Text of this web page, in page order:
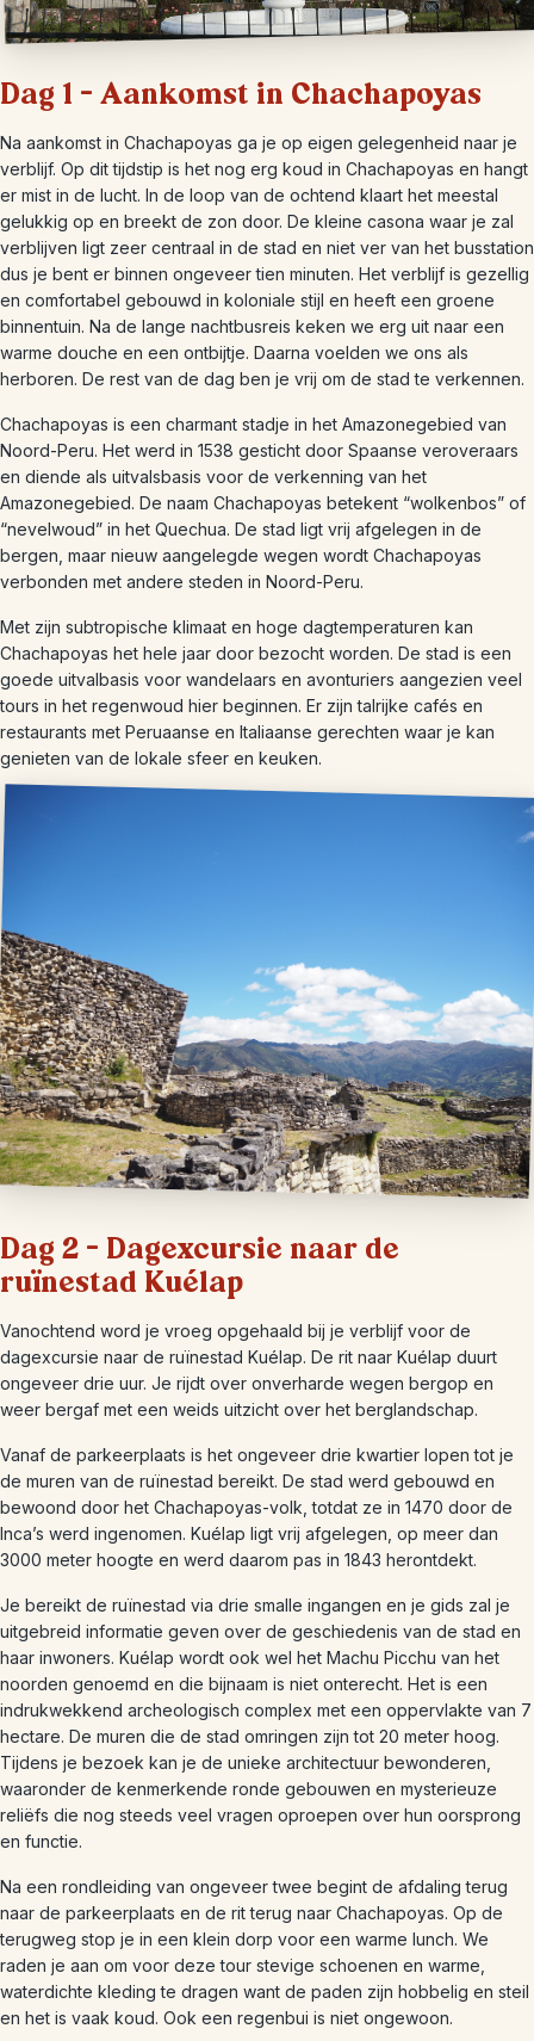
Dag 1 – Aankomst in Chachapoyas
Na aankomst in Chachapoyas ga je op eigen gelegenheid naar je
verblijf. Op dit tijdstip is het nog erg koud in Chachapoyas en hangt
er mist in de lucht. In de loop van de ochtend klaart het meestal
gelukkig op en breekt de zon door. De kleine casona waar je zal
verblijven ligt zeer centraal in de stad en niet ver van het busstation
dus je bent er binnen ongeveer tien minuten. Het verblijf is gezellig
en comfortabel gebouwd in koloniale stijl en heeft een groene
binnentuin. Na de lange nachtbusreis keken we erg uit naar een
warme douche en een ontbijtje. Daarna voelden we ons als
herboren. De rest van de dag ben je vrij om de stad te verkennen.
Chachapoyas is een charmant stadje in het Amazonegebied van
Noord-Peru. Het werd in 1538 gesticht door Spaanse veroveraars
en diende als uitvalsbasis voor de verkenning van het
Amazonegebied. De naam Chachapoyas betekent “wolkenbos” of
“nevelwoud” in het Quechua. De stad ligt vrij afgelegen in de
bergen, maar nieuw aangelegde wegen wordt Chachapoyas
verbonden met andere steden in Noord-Peru.
Met zijn subtropische klimaat en hoge dagtemperaturen kan
Chachapoyas het hele jaar door bezocht worden. De stad is een
goede uitvalbasis voor wandelaars en avonturiers aangezien veel
tours in het regenwoud hier beginnen. Er zijn talrijke cafés en
restaurants met Peruaanse en Italiaanse gerechten waar je kan
genieten van de lokale sfeer en keuken.
Dag 2 – Dagexcursie naar de
ruïnestad Kuélap
Vanochtend word je vroeg opgehaald bij je verblijf voor de
dagexcursie naar de ruïnestad Kuélap. De rit naar Kuélap duurt
ongeveer drie uur. Je rijdt over onverharde wegen bergop en
weer bergaf met een weids uitzicht over het berglandschap.
Vanaf de parkeerplaats is het ongeveer drie kwartier lopen tot je
de muren van de ruïnestad bereikt. De stad werd gebouwd en
bewoond door het Chachapoyas-volk, totdat ze in 1470 door de
Inca’s werd ingenomen. Kuélap ligt vrij afgelegen, op meer dan
3000 meter hoogte en werd daarom pas in 1843 herontdekt.
Je bereikt de ruïnestad via drie smalle ingangen en je gids zal je
uitgebreid informatie geven over de geschiedenis van de stad en
haar inwoners. Kuélap wordt ook wel het Machu Picchu van het
noorden genoemd en die bijnaam is niet onterecht. Het is een
indrukwekkend archeologisch complex met een oppervlakte van 7
hectare. De muren die de stad omringen zijn tot 20 meter hoog.
Tijdens je bezoek kan je de unieke architectuur bewonderen,
waaronder de kenmerkende ronde gebouwen en mysterieuze
reliëfs die nog steeds veel vragen oproepen over hun oorsprong
en functie.
Na een rondleiding van ongeveer twee begint de afdaling terug
naar de parkeerplaats en de rit terug naar Chachapoyas. Op de
terugweg stop je in een klein dorp voor een warme lunch. We
raden je aan om voor deze tour stevige schoenen en warme,
waterdichte kleding te dragen want de paden zijn hobbelig en steil
en het is vaak koud. Ook een regenbui is niet ongewoon.